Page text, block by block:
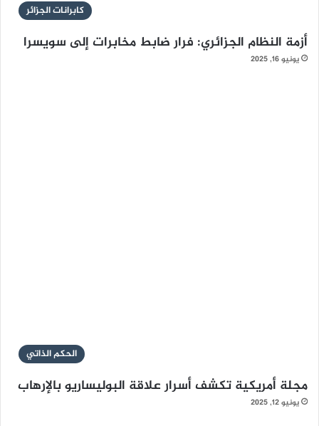
كابرانات الجزائر
أزمة النظام الجزائري: فرار ضابط مخابرات إلى سويسرا
يونيو 16, 2025
الحكم الذاتي
مجلة أمريكية تكشف أسرار علاقة البوليساريو بالإرهاب
يونيو 12, 2025